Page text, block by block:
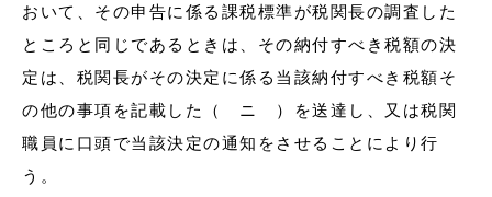
おいて、その申告に係る課税標準が税関長の調査した
ところと同じであるときは、その納付すべき税額の決
定は、税関長がその決定に係る当該納付すべき税額そ
の他の事項を記載した（ ニ ）を送達し、又は税関
職員に口頭で当該決定の通知をさせることにより行
う。